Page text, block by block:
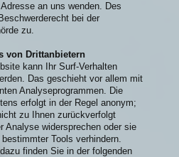
an uns wenden. Des
bei der
zu.
von Drittanbietern
kann Ihr Surf-Verhalten
Das geschieht vor allem mit
Analyseprogrammen. Die
erfolgt in der Regel anonym;
zu Ihnen zurückverfolgt
Analyse widersprechen oder sie
Tools verhindern.
finden Sie in der folgenden